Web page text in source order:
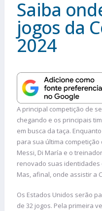
Saiba
jogos da
2024
A principal competição de
chegando e os principais
em busca da taça.
para sua última competição
Messi, Di María e o
renovado suas identidades
Mas, afinal, onde assistir a
Os Estados Unidos serão
de 32 jogos. Pela primeira